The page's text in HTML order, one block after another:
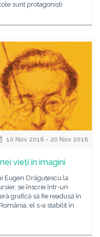
sunt protagoniști
10 Nov 2016 - 20 Nov 2016
vieți în imagini
Eugen Drăguțescu la
se înscrie într-un
grafică să fie readusă în
el s-a stabilit în